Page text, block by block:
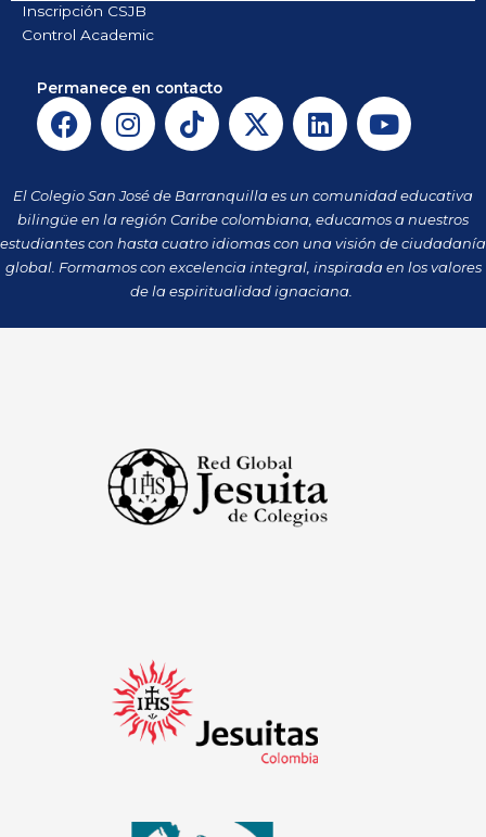
Inscripción CSJB
Control Academic
Permanece en contacto
F
a
e
b
o
o
I
n
t
a
g
r
a
m
T
i
t
o
k
X
-
w
i
t
t
e
r
L
i
k
e
d
i
n
Y
o
t
u
b
e
El Colegio San José de Barranquilla es un comunidad educativa
bilingüe en la región Caribe colombiana, educamos a nuestros
estudiantes con hasta cuatro idiomas con una visión de ciudadanía
global. Formamos con excelencia integral, inspirada en los valores
de la espiritualidad ignaciana.